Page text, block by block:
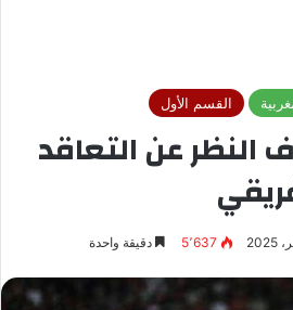
القسم الأول
النظر عن التعاقد
5٬637 دقيقة واحدة